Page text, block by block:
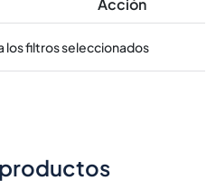
Acción
los filtros seleccionados